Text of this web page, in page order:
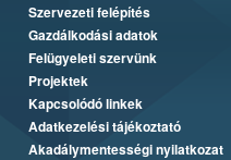
Szervezeti felépítés
Gazdálkodási adatok
Felügyeleti szervünk
Projektek
Kapcsolódó linkek
Adatkezelési tájékoztató
Akadálymentességi nyilatkozat